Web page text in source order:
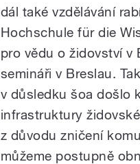
dál také vzdělávání
Hochschule für die
pro vědu o židovství v
semináři v Breslau.
v důsledku šoa došlo
infrastruktury
z důvodu zničení
můžeme postupně